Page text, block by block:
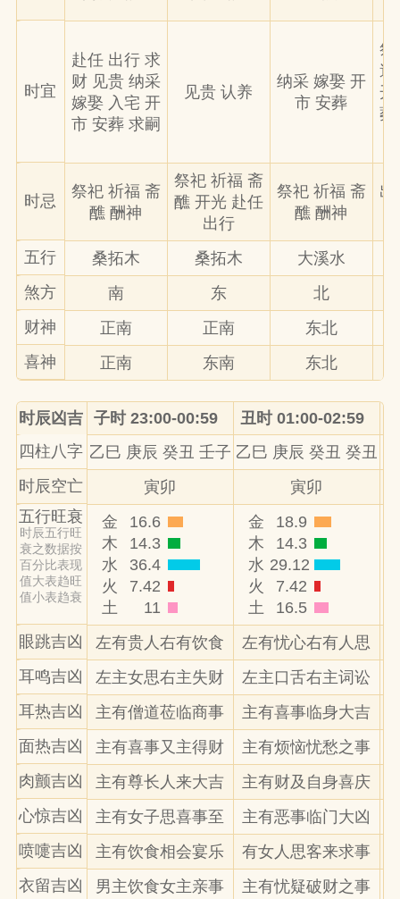
时宜
赴任 出行 求
财 见贵 纳采
嫁娶 入宅 开
市 安葬 求嗣
见贵 认养
纳采 嫁娶 开
市 安葬
祭
造
开
葬
时忌
祭祀 祈福 斋
醮 酬神
祭祀 祈福 斋
醮 开光 赴任
出行
祭祀 祈福 斋
醮 酬神
出
五行 桑拓木 桑拓木 大溪水
煞方
南 东
北
财神
正南 正南
东北
喜神
正南 东南 东北
时辰凶吉 子时 23:00-00:59 丑时 01:00-02:59
四柱八字 乙巳 庚辰 癸丑 壬子 乙巳 庚辰 癸丑 癸丑
时辰空亡
寅卯
寅卯
五行旺衰
时辰五行旺
衰之数据按
百分比表现
值大表趋旺
值小表趋衰
金
16.6
木
14.3
水
36.4
火
7.42
土
11
金
18.9
木
14.3
水 29.12
火
7.42
土
16.5
眼跳吉凶
左有贵人右有饮食 左有忧心右有人思
耳鸣吉凶
左主女思右主失财 左主口舌右主词讼
耳热吉凶
主有僧道莅临商事 主有喜事临身大吉
面热吉凶
主有喜事又主得财 主有烦恼忧愁之事
肉颤吉凶
主有尊长人来大吉 主有财及自身喜庆
心惊吉凶
主有女子思喜事至 主有恶事临门大凶
喷嚏吉凶
主有饮食相会宴乐 有女人思客来求事
衣留吉凶
男主饮食女主亲事 主有忧疑破财之事